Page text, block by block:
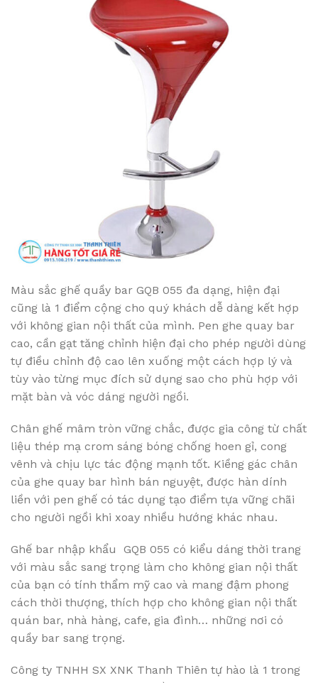
Màu sắc ghế quầy bar GQB 055 đa dạng, hiện đại
cũng là 1 điểm cộng cho quý khách dễ dàng kết hợp
với không gian nội thất của mình. Pen ghe quay bar
cao, cần gạt tăng chỉnh hiện đại cho phép người dùng
tự điều chỉnh độ cao lên xuống một cách hợp lý và
tùy vào từng mục đích sử dụng sao cho phù hợp với
mặt bàn và vóc dáng người ngồi.
Chân ghế mâm tròn vững chắc, được gia công từ chất
liệu thép mạ crom sáng bóng chống hoen gỉ, cong
vênh và chịu lực tác động mạnh tốt. Kiềng gác chân
của ghe quay bar hình bán nguyệt, được hàn dính
liền với pen ghế có tác dụng tạo điểm tựa vững chãi
cho người ngồi khi xoay nhiều hướng khác nhau.
Ghế bar nhập khẩu GQB 055 có kiểu dáng thời trang
với màu sắc sang trọng làm cho không gian nội thất
của bạn có tính thẩm mỹ cao và mang đậm phong
cách thời thượng, thích hợp cho không gian nội thất
quán bar, nhà hàng, cafe, gia đình… những nơi có
quầy bar sang trọng.
Công ty TNHH SX XNK Thanh Thiên tự hào là 1 trong